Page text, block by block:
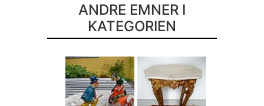
ANDRE EMNER I
KATEGORIEN